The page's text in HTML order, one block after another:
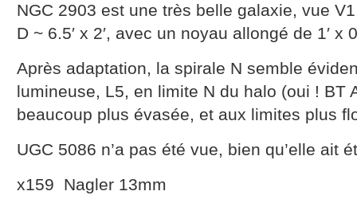
NGC 2903 est une très belle galaxie, vue
D ~ 6.5′ x 2′, avec un noyau allongé de 1′ x
Après adaptation, la spirale N semble
lumineuse, L5, en limite N du halo (oui ! BT
beaucoup plus évasée, et aux limites plus
UGC 5086 n’a pas été vue, bien qu’elle ait
x159 Nagler 13mm